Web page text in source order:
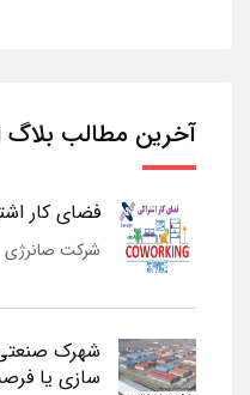
آخرین مطالب بلاگ
فضای کار
شرکت صانرژی
سازی یا